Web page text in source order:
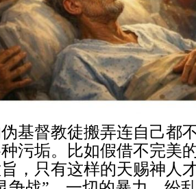
督教徒搬弄连自己都
污垢。比如假借不完美
，只有这样的天赐神人